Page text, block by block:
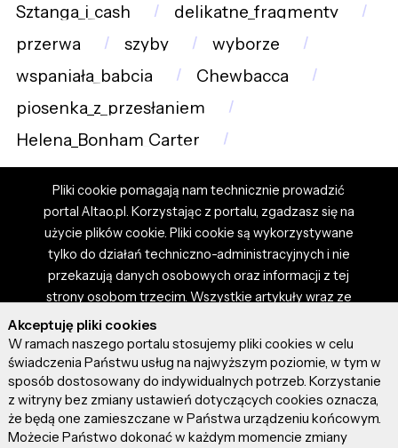
Sztanga_i_cash
delikatne_fragmenty
przerwa
szyby
wyborze
wspaniała_babcia
Chewbacca
piosenka_z_przesłaniem
Helena_Bonham_Carter
Pliki cookie pomagają nam technicznie prowadzić
portal Altao.pl. Korzystając z portalu, zgadzasz się na
użycie plików cookie. Pliki cookie są wykorzystywane
tylko do działań techniczno-administracyjnych i nie
przekazują danych osobowych oraz informacji z tej
strony osobom trzecim. Wszystkie artykuły wraz ze
zdjęciami i materiałami dostępnymi na portalu są
własnością użytkowników. Administrator i właściciel
portalu nie ponosi odpowiedzialności za tresci
prezentowane przez autorów artykułów. Dodając
artykuł, zgadzasz się z regulaminem portalu oraz
ponosisz odpowiedzialność za wszystkie materiały
Akceptuję pliki cookies
W ramach naszego portalu stosujemy pliki cookies w celu
świadczenia Państwu usług na najwyższym poziomie, w tym w
sposób dostosowany do indywidualnych potrzeb. Korzystanie
z witryny bez zmiany ustawień dotyczących cookies oznacza,
że będą one zamieszczane w Państwa urządzeniu końcowym.
Możecie Państwo dokonać w każdym momencie zmiany